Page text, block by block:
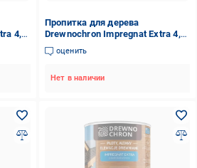
4,5
Пропитка для дерева
Drewnochron Impregnat Extra 4,5
л Темный орех (2790709733)
оценить
Нет в наличии